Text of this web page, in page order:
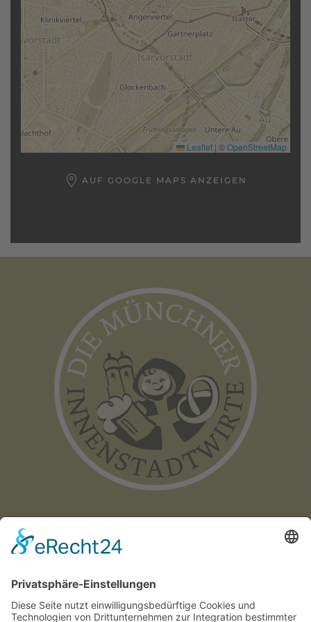
Leaflet | ©OpenStreetMap
AUF GOOGLE MAPS ANZEIGEN
Münchner
Innenstadtwirte e.V.
C/O CITYPARTNER MÜNCHEN